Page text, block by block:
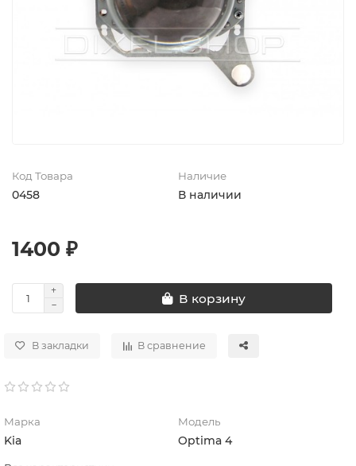
Код Товара
0458
Наличие
В наличии
1400 ₽
В корзину
В закладки В сравнение
Марка
Kia
Модель
Optima 4